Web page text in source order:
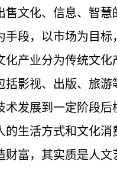
售文化、信息、智慧
手段，以市场为目标
化产业分为传统文化
括影视、出版、旅游
术发展到一定阶段后
的生活方式和文化
财富，其实质是人文